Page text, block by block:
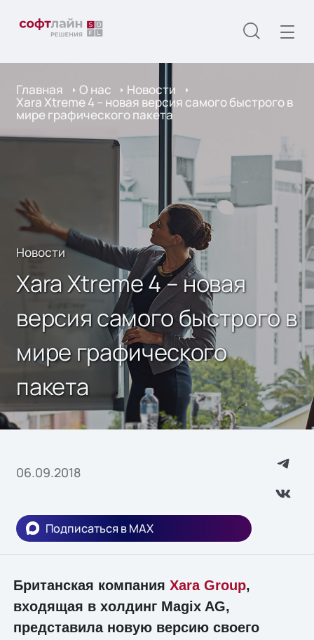
Главная О нас Новости
Xara Xtreme 4 – новая версия самого быстрого в
мире графического пакета
Новости
Xara Xtreme 4 – новая
версия самого быстрого в
мире графического
пакета
06.09.2018
Подписаться в MAX
Британская компания Xara Group,
входящая в холдинг Magix AG,
представила новую версию своего